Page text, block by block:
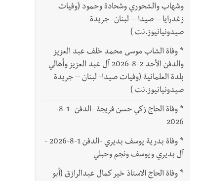
وشهاب والشحوري وشحادة وحمود (وفيات
زغدرايا – صيدا – لبنان- جريدة
صيدونيانيوز.نت )
* وفاة الشاب موسى محمد خلف عبد العزيز
والدفن الأحد 2-8-2026 آل عبد العزيز وأهالي
بلدة العلمانية (وفيات صيدا- لبنان – جريدة
صيدونيانيوز.نت )
*
وفاة الحاج زكي حسن فريجة -الدفن -1-8-
2026
*
وفاة بدرية يوسف بديري -الدفن 1-8-2026 -
آل بديري ويوسف ونجم وحبلي
* وفاة الحاج الاستاذ خير كمال عبدالرازق (أبو